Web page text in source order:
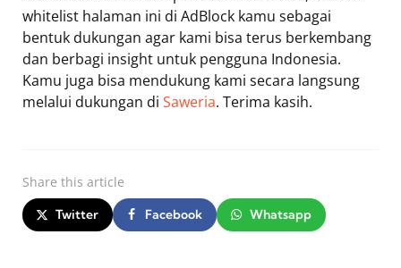
whitelist halaman ini di AdBlock kamu sebagai
bentuk dukungan agar kami bisa terus berkembang
dan berbagi insight untuk pengguna Indonesia.
Kamu juga bisa mendukung kami secara langsung
melalui dukungan di Saweria. Terima kasih.
Share this article
Twitter Facebook Whatsapp